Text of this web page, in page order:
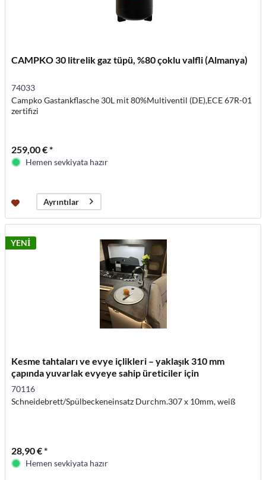
CAMPKO 30 litrelik gaz tüpü, %80 çoklu valfli (Almanya)
74033
Campko Gastankflasche 30L mit 80%Multiventil (DE),ECE 67R-01
zertifizi
259,00 € *
Hemen sevkiyata hazır
Ayrıntılar
YENİ
Kesme tahtaları ve evye içlikleri – yaklaşık 310 mm
çapında yuvarlak evyeye sahip üreticiler için
70116
Schneidebrett/Spülbeckeneinsatz Durchm.307 x 10mm, weiß
28,90 € *
Hemen sevkiyata hazır